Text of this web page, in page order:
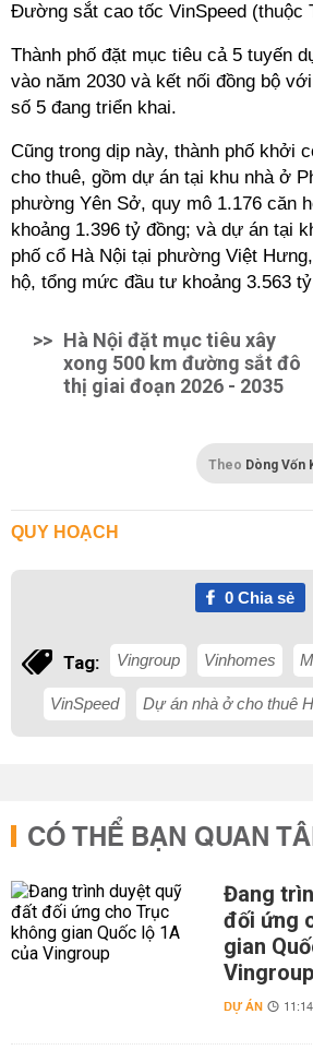
Đường sắt cao tốc VinSpeed (thuộc
Thành phố đặt mục tiêu cả 5 tuyến
vào năm 2030 và kết nối đồng bộ
số 5 đang triển khai.
Cũng trong dịp này, thành phố khởi
cho thuê, gồm dự án tại khu nhà ở
phường Yên Sở, quy mô 1.176 căn
khoảng 1.396 tỷ đồng; và dự án tại
phố cổ Hà Nội tại phường Việt
hộ, tổng mức đầu tư khoảng 3.563
>> Hà Nội đặt mục tiêu xây
xong 500 km đường sắt đô
thị giai đoạn 2026 - 2035
Theo Dòng Vốn
QUY HOẠCH
0Chia sẻ
Tag: Vingroup Vinhomes
VinSpeed Dự án nhà ở cho thuê
CÓ THỂ BẠN QUAN
Đang
đối ứng
gian
Vingroup
DỰ ÁN